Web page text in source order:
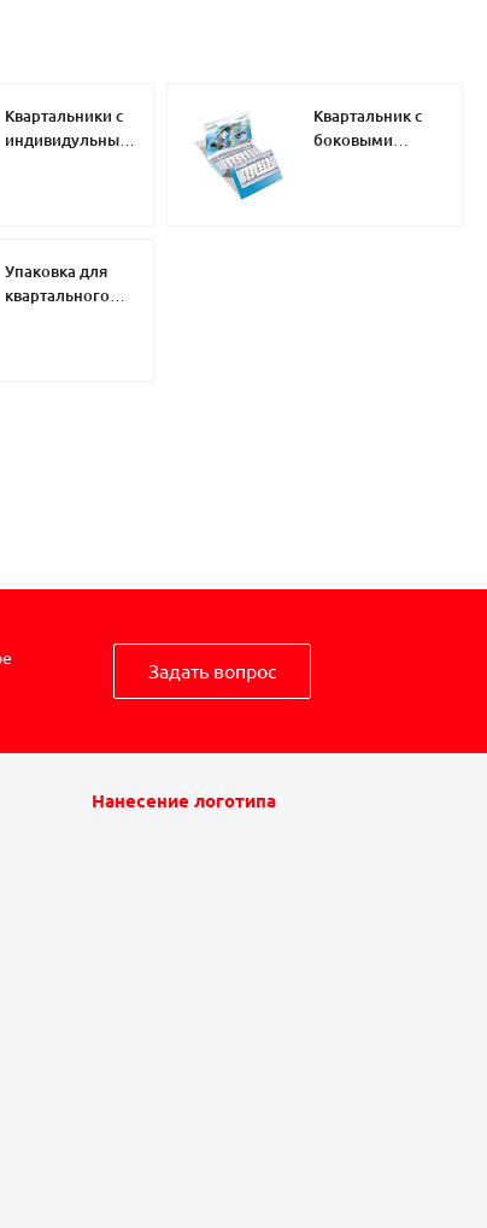
Квартальники с
индивидульными
Квартальник с
боковыми
Упаковка для
квартального
Задать вопрос
Нанесение логотипа